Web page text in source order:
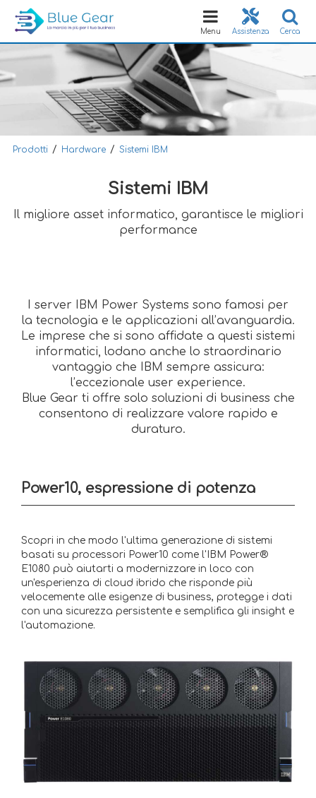
Cerca
Assistenza
Toggle
navigation
Menu
Prodotti / Hardware / Sistemi IBM
Sistemi IBM
Il migliore asset informatico, garantisce le migliori
performance
I server IBM Power Systems sono famosi per
la tecnologia e le applicazioni all’avanguardia.
Le imprese che si sono affidate a questi sistemi
informatici, lodano anche lo straordinario
vantaggio che IBM sempre assicura:
l’eccezionale user experience.
Blue Gear ti offre solo soluzioni di business che
consentono di realizzare valore rapido e
duraturo.
Power10, espressione di potenza
Scopri in che modo l'ultima generazione di sistemi
basati su processori Power10 come l'IBM Power®
E1080 può aiutarti a modernizzare in loco con
un'esperienza di cloud ibrido che risponde più
velocemente alle esigenze di business, protegge i dati
con una sicurezza persistente e semplifica gli insight e
l'automazione.